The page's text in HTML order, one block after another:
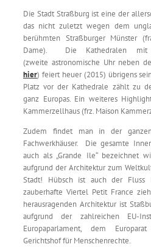
Die Stadt Straßburg ist eine der
das nicht zuletzt wegen dem
berühmten Straßburger Münster
Dame). Die Kathedralen mit
(zweite astronomische Uhr neben
hier) feiert heuer (2015) übrigens
Platz vor der Kathedrale zählt zu
ganz Europas. Ein weiteres
Kammerzellhaus (frz. Maison
Zudem findet man in der
Fachwerkhäuser. Die gesamte
auch als „Grande Ile“ bezeichnet
aufgrund der Architektur zum
Stadt! Hübsch ist auch der
zauberhafte Viertel Petit France
herausragenden Architektur ist
aufgrund der zahlreichen EU-
Europaparlament, dem
Gerichtshof für Menschenrechte.